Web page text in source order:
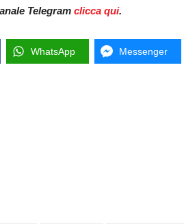
Telegram clicca qui.
WhatsApp Messenger